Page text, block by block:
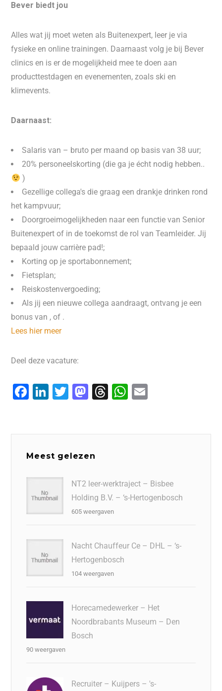
Bever biedt jou
Alles wat jij moet weten als Buitenexpert, leer je via
fysieke en online trainingen. Daarnaast volg je bij Bever
clinics en is er de mogelijkheid mee te doen aan
producttestdagen en evenementen, zoals ski en
klimevents.
Daarnaast:
Salaris van – bruto per maand op basis van 38 uur;
20% personeelskorting (die ga je écht nodig hebben..
)
Gezellige collega's die graag een drankje drinken rond
het kampvuur;
Doorgroeimogelijkheden naar een functie van Senior
Buitenexpert of in de toekomst de rol van Teamleider. Jij
bepaald jouw carrière pad!;
Korting op je sportabonnement;
Fietsplan;
Reiskostenvergoeding;
Als jij een nieuwe collega aandraagt, ontvang je een
bonus van , of .
Lees hier meer
Deel deze vacature:
F
e
b
k
Li
e
dI
T
er
M
o
d
n
T
a
W
s
p
l
Meest gelezen
NT2 leer-werktraject – Bisbee
Holding B.V. – ‘s-Hertogenbosch
605 weergaven
Nacht Chauffeur Ce – DHL – ‘s-
Hertogenbosch
104 weergaven
Horecamedewerker – Het
Noordbrabants Museum – Den
Bosch
90 weergaven
Recruiter – Kuijpers – 's-